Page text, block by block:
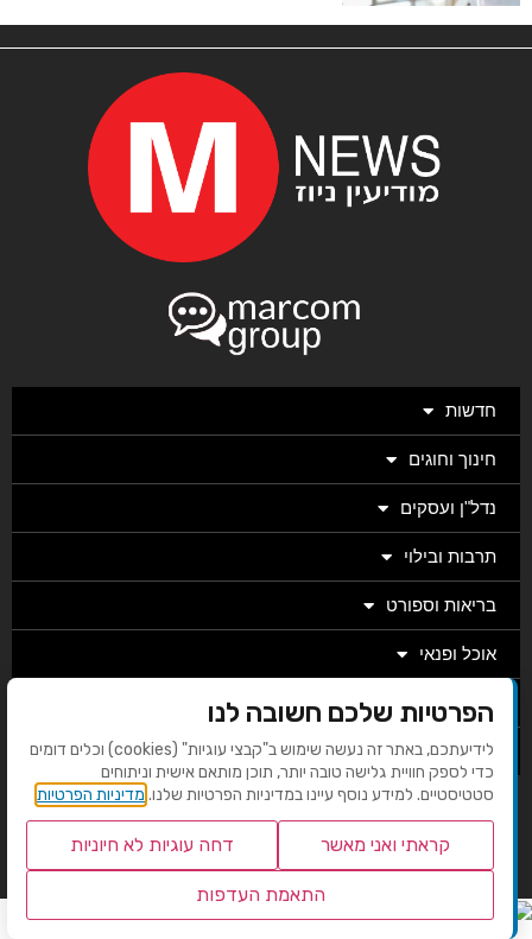
חדשות
חינוך וחוגים
נדל"ן ועסקים
תרבות ובילוי
בריאות וספורט
אוכל ופנאי
מגזין
מערכת
הפרטיות שלכם חשובה לנו
לידיעתכם, באתר זה נעשה שימוש ב"קבצי עוגיות" (cookies) וכלים דומים
כדי לספק חוויית גלישה טובה יותר, תוכן מותאם אישית וניתוחים
סטטיסטיים. למידע נוסף עיינו במדיניות הפרטיות שלנו. מדיניות הפרטיות
קראתי ואני מאשר דחה עוגיות לא חיוניות
התאמת העדפות
שנו העדפות פרטיות